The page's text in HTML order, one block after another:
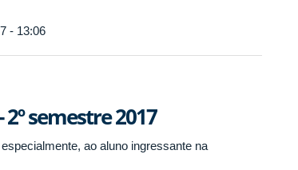
- 13:06
semestre 2017
ao aluno ingressante na